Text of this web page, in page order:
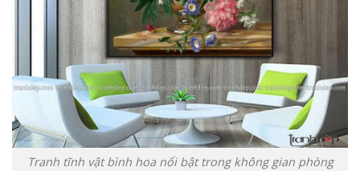
Tranh tĩnh vật bình hoa nổi bật trong không gian phòng